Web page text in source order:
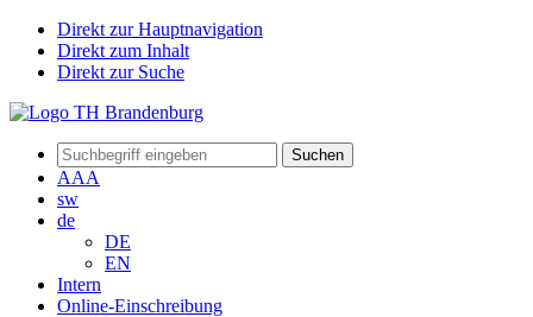
Direkt zur Hauptnavigation
Direkt zum Inhalt
Direkt zur Suche
Suchen
AAA
sw
de
DE
EN
Intern
Online-Einschreibung